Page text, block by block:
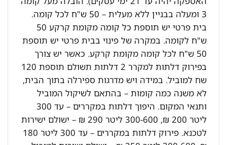
3 ומעלה בבניין ללא מעלית – 50 ש"ח לכל קומה.
בית פרטי יש תוספת כל קומה מקומת קרקע 50
ש"ח לקומה. במקרה של פינוי בבית פרטי יש תוספת
50 ש"ח לכל קומה מקומת קרקע. כאשר יש צורך
בפירוק דלתות למקרר 2 דלתות תשולם תוספת 120
שח למוביל. במידה ויש מדרגות ספירלה בתוך הבית,
לא משנה כמה קומות – בהתאם לשיקול המוביל
ותנאי המקום. היפוך דלתות במקררים – עד 300
ליטר 200 ₪, 300-600 ליטר 290 ₪ – ישולם ישירות
לטכנא. פירוק דלתות במקררים – עד 300 ליטר 180